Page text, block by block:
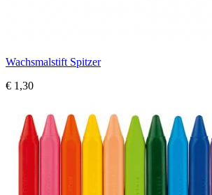
Wachsmalstift Spitzer
€ 1,30